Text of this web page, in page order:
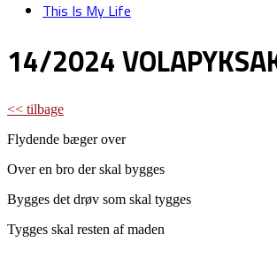
This Is My Life
14/2024
<< tilbage
Flydende bæger over
Over en bro der skal bygges
Bygges det drøv som skal tygges
Tygges skal resten af maden